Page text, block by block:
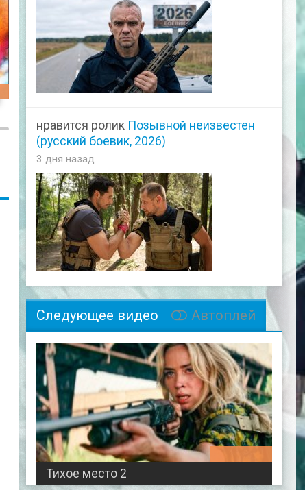
нравится ролик Позывной неизвестен
(русский боевик, 2026)
3 дня назад
Следующее видео Автоплей
Тихое место 2